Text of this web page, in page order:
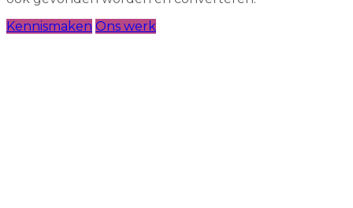
Kennismaken Ons werk